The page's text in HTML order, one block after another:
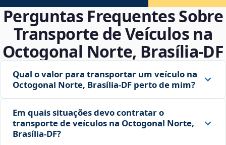
Perguntas Frequentes Sobre
Transporte de Veículos na
Octogonal Norte, Brasília‑DF
Qual o valor para transportar um veículo na
Octogonal Norte, Brasília‑DF perto de mim?
Em quais situações devo contratar o
transporte de veículos na Octogonal Norte,
Brasília‑DF?